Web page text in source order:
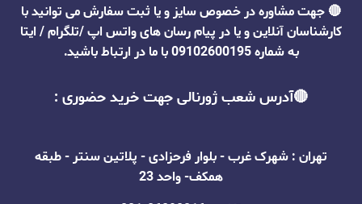
🔴 جهت مشاوره در خصوص سایز و یا ثبت سفارش می توانید با
کارشناسان آنلاین و یا در پیام رسان های واتس اپ /تلگرام / ایتا
به شماره 09102600195 با ما در ارتباط باشید.
🔴آدرس شعب ژورنالی جهت خرید حضوری :
تهران : شهرک غرب - بلوار فرحزادی - پلاتین سنتر - طبقه
همکف- واحد 23